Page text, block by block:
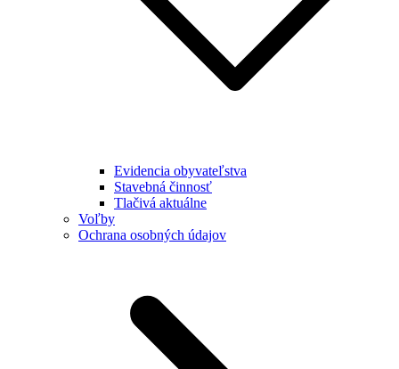
Evidencia obyvateľstva
Stavebná činnosť
Tlačivá aktuálne
Voľby
Ochrana osobných údajov